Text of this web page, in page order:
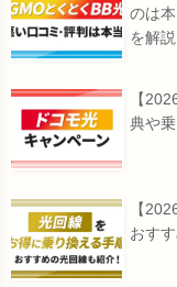
のは
を解説
【
典や
【
おす